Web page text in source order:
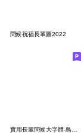
問候祝福長輩圖2022
實用長輩問候大字體-鳥語花香系列2